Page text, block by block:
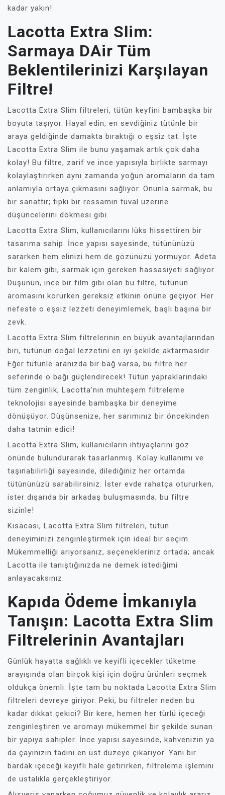
kadar yakın!
Lacotta Extra Slim:
Sarmaya DAir Tüm
Beklentilerinizi Karşılayan
Filtre!
Lacotta Extra Slim filtreleri, tütün keyfini bambaşka bir
boyuta taşıyor. Hayal edin, en sevdiğiniz tütünle bir
araya geldiğinde damakta bıraktığı o eşsiz tat. İşte
Lacotta Extra Slim ile bunu yaşamak artık çok daha
kolay! Bu filtre, zarif ve ince yapısıyla birlikte sarmayı
kolaylaştırırken aynı zamanda yoğun aromaların da tam
anlamıyla ortaya çıkmasını sağlıyor. Onunla sarmak, bu
bir sanattır; tıpkı bir ressamın tuval üzerine
düşüncelerini dökmesi gibi.
Lacotta Extra Slim, kullanıcılarını lüks hissettiren bir
tasarıma sahip. İnce yapısı sayesinde, tütününüzü
sararken hem elinizi hem de gözünüzü yormuyor. Adeta
bir kalem gibi, sarmak için gereken hassasiyeti sağlıyor.
Düşünün, ince bir film gibi olan bu filtre, tütünün
aromasını korurken gereksiz etkinin önüne geçiyor. Her
nefeste o eşsiz lezzeti deneyimlemek, başlı başına bir
zevk.
Lacotta Extra Slim filtrelerinin en büyük avantajlarından
biri, tütünün doğal lezzetini en iyi şekilde aktarmasıdır.
Eğer tütünle aranızda bir bağ varsa, bu filtre her
seferinde o bağı güçlendirecek! Tütün yapraklarındaki
tüm zenginlik, Lacotta’nın muhteşem filtreleme
teknolojisi sayesinde bambaşka bir deneyime
dönüşüyor. Düşünsenize, her sarımınız bir öncekinden
daha tatmin edici!
Lacotta Extra Slim, kullanıcıların ihtiyaçlarını göz
önünde bulundurarak tasarlanmış. Kolay kullanımı ve
taşınabilirliği sayesinde, dilediğiniz her ortamda
tütününüzü sarabilirsiniz. İster evde rahatça otururken,
ister dışarıda bir arkadaş buluşmasında; bu filtre
sizinle!
Kısacası, Lacotta Extra Slim filtreleri, tütün
deneyiminizi zenginleştirmek için ideal bir seçim.
Mükemmelliği arıyorsanız, seçenekleriniz ortada; ancak
Lacotta ile tanıştığınızda ne demek istediğimi
anlayacaksınız.
Kapıda Ödeme İmkanıyla
Tanışın: Lacotta Extra Slim
Filtrelerinin Avantajları
Günlük hayatta sağlıklı ve keyifli içecekler tüketme
arayışında olan birçok kişi için doğru ürünleri seçmek
oldukça önemli. İşte tam bu noktada Lacotta Extra Slim
filtreleri devreye giriyor. Peki, bu filtreler neden bu
kadar dikkat çekici? Bir kere, hemen her türlü içeceği
zenginleştiren ve aromayı mükemmel bir şekilde sunan
bir yapıya sahipler. İnce yapısı sayesinde, kahvenizin ya
da çayınızın tadını en üst düzeye çıkarıyor. Yani bir
bardak içeceği keyifli hale getirirken, filtreleme işlemini
de ustalıkla gerçekleştiriyor.